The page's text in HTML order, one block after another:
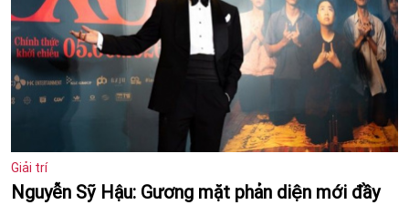
Giải trí
Nguyễn Sỹ Hậu: Gương mặt phản diện mới đầy